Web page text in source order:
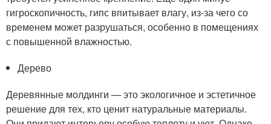
гигроскопичность, гипс впитывает влагу, из-за чего со
временем может разрушаться, особенно в помещениях
с повышенной влажностью.
Дерево
Деревянные молдинги — это экологичное и эстетичное
решение для тех, кто ценит натуральные материалы.